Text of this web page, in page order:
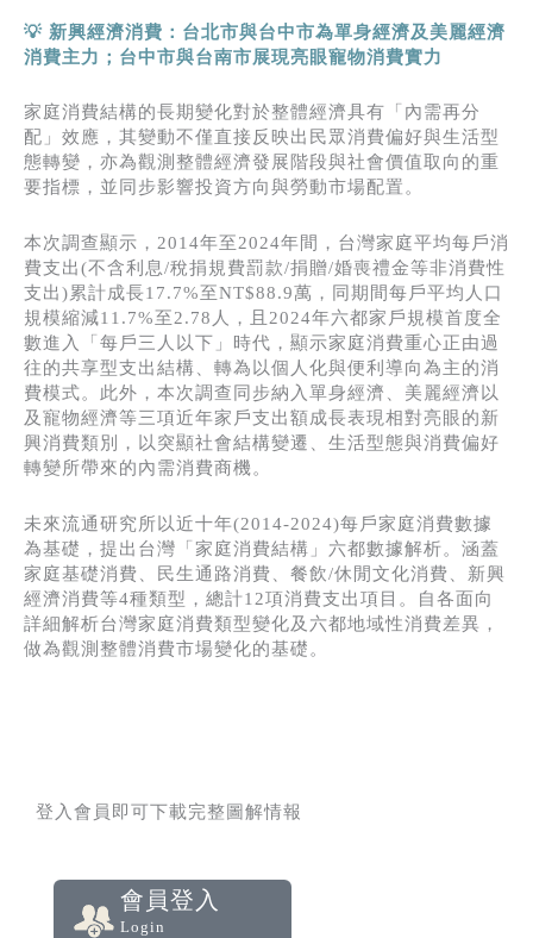
💡 新興經濟消費：台北市與台中市為單身經濟及美麗經濟
消費主力；台中市與台南市展現亮眼寵物消費實力
家庭消費結構的長期變化對於整體經濟具有「內需再分
配」效應，其變動不僅直接反映出民眾消費偏好與生活型
態轉變，亦為觀測整體經濟發展階段與社會價值取向的重
要指標，並同步影響投資方向與勞動市場配置。
本次調查顯示，2014年至2024年間，台灣家庭平均每戶消
費支出(不含利息/稅捐規費罰款/捐贈/婚喪禮金等非消費性
支出)累計成長17.7%至NT$88.9萬，同期間每戶平均人口
規模縮減11.7%至2.78人，且2024年六都家戶規模首度全
數進入「每戶三人以下」時代，顯示家庭消費重心正由過
往的共享型支出結構、轉為以個人化與便利導向為主的消
費模式。此外，本次調查同步納入單身經濟、美麗經濟以
及寵物經濟等三項近年家戶支出額成長表現相對亮眼的新
興消費類別，以突顯社會結構變遷、生活型態與消費偏好
轉變所帶來的內需消費商機。
未來流通研究所以近十年(2014-2024)每戶家庭消費數據
為基礎，提出台灣「家庭消費結構」六都數據解析。涵蓋
家庭基礎消費、民生通路消費、餐飲/休閒文化消費、新興
經濟消費等4種類型，總計12項消費支出項目。自各面向
詳細解析台灣家庭消費類型變化及六都地域性消費差異，
做為觀測整體消費市場變化的基礎。
登入會員即可下載完整圖解情報
會員登入
Login